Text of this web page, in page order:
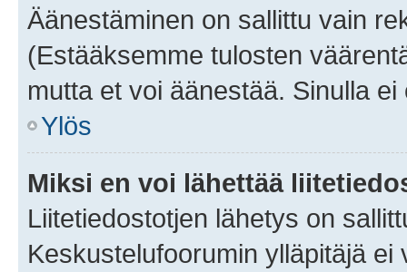
Äänestäminen on sallittu vain
(Estääksemme tulosten
mutta et voi äänestää. Sinulla
Ylös
Miksi en voi lähettää
Liitetiedostotjen lähetys on
Keskustelufoorumin ylläpitäjä